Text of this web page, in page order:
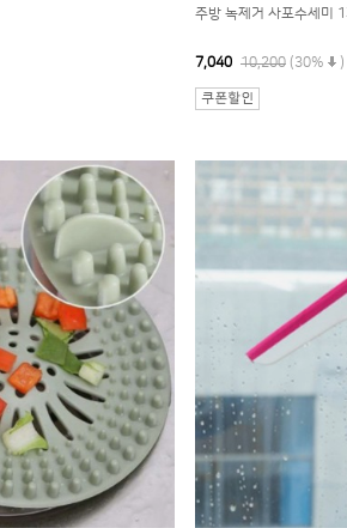
주방 녹제거 사포수세미
7,040 10,200 (30% )